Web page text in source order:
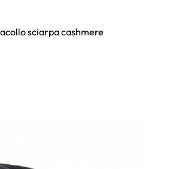
sciarpa cashmere